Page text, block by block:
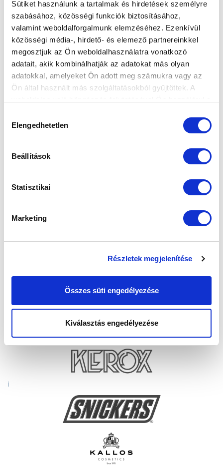
Sütiket használunk a tartalmak és hirdetések személyre
szabásához, közösségi funkciók biztosításához,
valamint weboldalforgalmunk elemzéséhez. Ezenkívül
közösségi média-, hirdető- és elemező partnereinkkel
megosztjuk az Ön weboldalhasználatra vonatkozó
adatait, akik kombinálhatják az adatokat más olyan
adatokkal, amelyeket Ön adott meg számukra vagy az
Ön által használt más szolgáltatásokból gyűjtöttek. A
kiválasztása
Elengedhetetlen
Beállítások
Statisztikai
Marketing
Részletek megjelenítése
Összes süti engedélyezése
Kiválasztás engedélyezése
SZPONZOROK